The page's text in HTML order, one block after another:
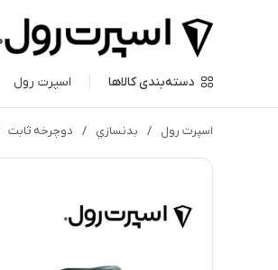
دسته‌بندی کالاها اسپرت رول
اسپرت رول / بدنسازي / دوچرخه ثابت